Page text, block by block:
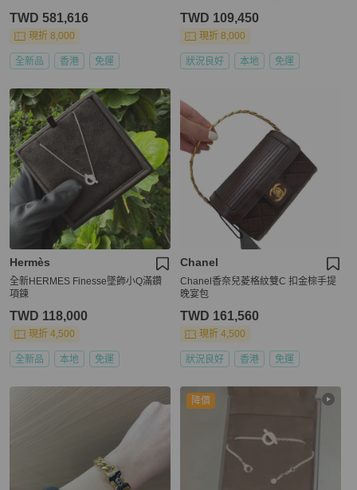
TWD 581,616
現折 8,000
全新品 香港 免運
TWD 109,450
現折 8,000
狀況良好 本地 免運
Hermès
全新HERMES Finesse墜飾小Q滿鑽
項鍊
TWD 118,000
現折 4,500
全新品 本地 免運
Chanel
Chanel香奈兒菱格紋雙C 扣金棕手提
晚宴包
TWD 161,560
現折 4,500
狀況良好 香港 免運
降價